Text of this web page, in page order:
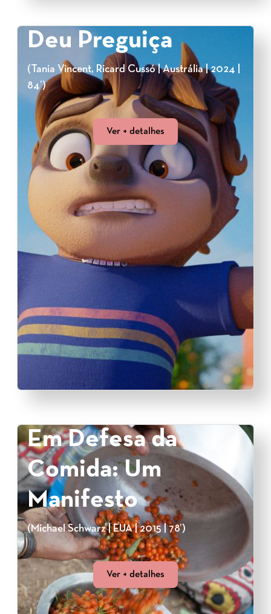
Deu Preguiça
(Tania Vincent, Ricard Cussó | Austrália | 2024 |
84’)
Ver + detalhes
Em Defesa da
Comida: Um
Manifesto
(Michael Schwarz | EUA | 2015 | 78’)
Ver + detalhes